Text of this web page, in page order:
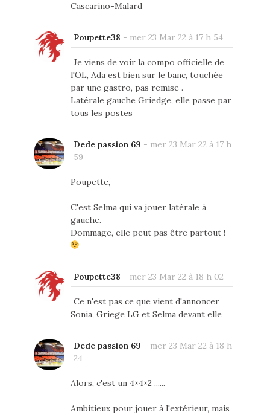
Cascarino-Malard
Poupette38 - mer 23 Mar 22 à 17 h 54
Je viens de voir la compo officielle de
l'OL, Ada est bien sur le banc, touchée
par une gastro, pas remise .
Latérale gauche Griedge, elle passe par
tous les postes
Dede passion 69 - mer 23 Mar 22 à 17 h
59
Poupette,
C'est Selma qui va jouer latérale à
gauche.
Dommage, elle peut pas être partout !
Poupette38 - mer 23 Mar 22 à 18 h 02
Ce n'est pas ce que vient d'annoncer
Sonia, Griege LG et Selma devant elle
Dede passion 69 - mer 23 Mar 22 à 18 h
24
Alors, c'est un 4×4×2 ......
Ambitieux pour jouer à l'extérieur, mais